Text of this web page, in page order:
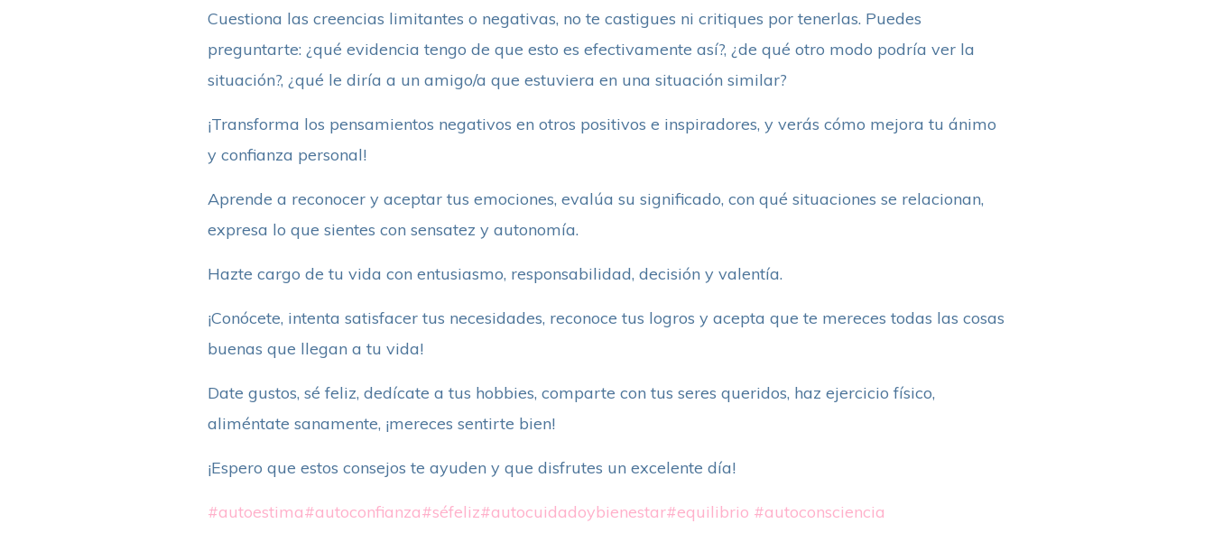
Cuestiona las creencias limitantes o negativas, no te castigues ni critiques por tenerlas. Puedes
preguntarte: ¿qué evidencia tengo de que esto es efectivamente así?, ¿de qué otro modo podría ver la
situación?, ¿qué le diría a un amigo/a que estuviera en una situación similar?
¡Transforma los pensamientos negativos en otros positivos e inspiradores, y verás cómo mejora tu ánimo
y confianza personal!
Aprende a reconocer y aceptar tus emociones, evalúa su significado, con qué situaciones se relacionan,
expresa lo que sientes con sensatez y autonomía.
Hazte cargo de tu vida con entusiasmo, responsabilidad, decisión y valentía.
¡Conócete, intenta satisfacer tus necesidades, reconoce tus logros y acepta que te mereces todas las cosas
buenas que llegan a tu vida!
Date gustos, sé feliz, dedícate a tus hobbies, comparte con tus seres queridos, haz ejercicio físico,
aliméntate sanamente, ¡mereces sentirte bien!
¡Espero que estos consejos te ayuden y que disfrutes un excelente día!
#autoestima#autoconfianza#séfeliz#autocuidadoybienestar#equilibrio #autoconsciencia